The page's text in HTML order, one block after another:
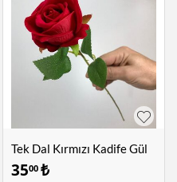
Tek Dal Kırmızı Kadife Gül
3500 ₺